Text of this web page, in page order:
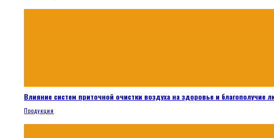
Влияние систем приточной очистки воздуха на здоровье и благополучие
Продукция